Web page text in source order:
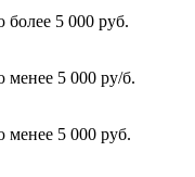
более 5 000 руб.
менее 5 000 ру/б.
менее 5 000 руб.